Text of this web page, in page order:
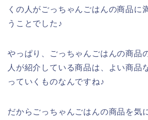
くの人がごっちゃんごはんの商品に
うことでした♪
やっぱり、ごっちゃんごはんの商品
人が紹介している商品は、よい商品
っていくものなんですね♪
だからごっちゃんごはんの商品を気